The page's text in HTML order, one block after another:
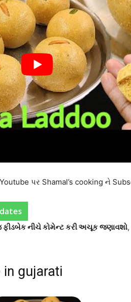
પર Shamal’s cooking ને
ફીડબેક નીચે કોમેન્ટ કરી અચૂક જણાવશો,
in gujarati